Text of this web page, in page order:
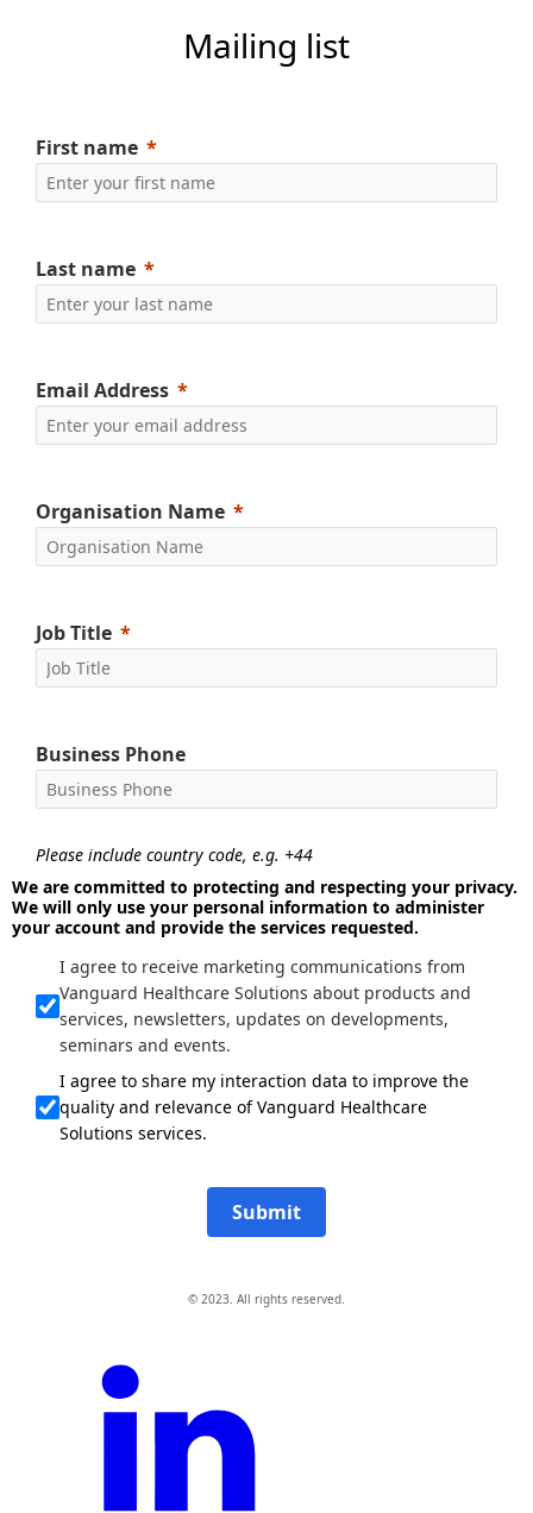
Mailing list
First name
Last name
Email Address
Organisation Name
Job Title
Business Phone
Please include country code, e.g. +44
We are committed to protecting and respecting your privacy.
We will only use your personal information to administer
your account and provide the services requested.
I agree to receive marketing communications from
Vanguard Healthcare Solutions about products and
services, newsletters, updates on developments,
seminars and events.
I agree to share my interaction data to improve the
quality and relevance of Vanguard Healthcare
Solutions services.
Submit
© 2023. All rights reserved.